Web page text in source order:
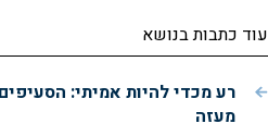
עוד כתבות בנושא
רע מכדי להיות אמיתי:
מעזה